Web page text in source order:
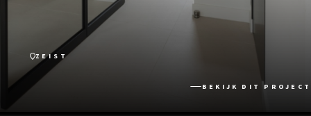
ZEIST
BEKIJK DIT PROJECT